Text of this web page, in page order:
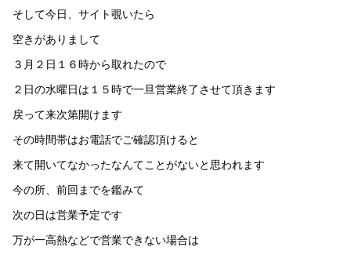
そして今日、サイト覗いたら
空きがありまして
３月２日１６時から取れたので
２日の水曜日は１５時で一旦営業終了させて頂きます
戻って来次第開けます
その時間帯はお電話でご確認頂けると
来て開いてなかったなんてことがないと思われます
今の所、前回までを鑑みて
次の日は営業予定です
万が一高熱などで営業できない場合は